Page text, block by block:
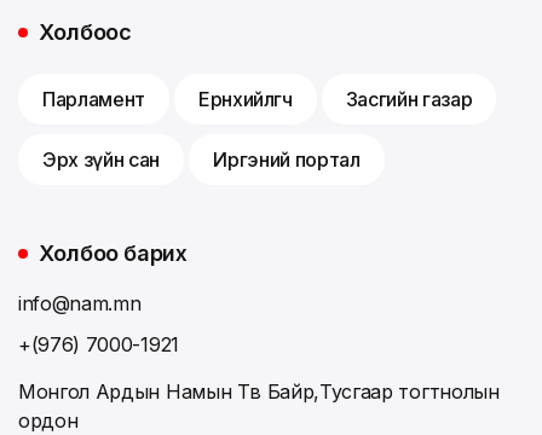
Холбоос
Парламент Ерөнхийлөгч Засгийн газар
Эрх зүйн сан Иргэний портал
Холбоо барих
info@nam.mn
+(976) 7000-1921
Монгол Ардын Намын Төв Байр,Тусгаар тогтнолын
ордон